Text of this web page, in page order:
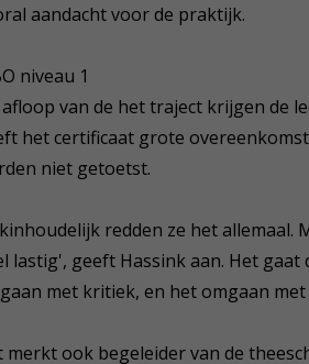
aandacht voor de praktijk.
niveau 1
van de het traject krijgen de
het certificaat grote
niet getoetst.
redden ze het allemaal.
lastig', geeft Hassink aan. Het
met kritiek, en het omgaan
merkt ook begeleider van de